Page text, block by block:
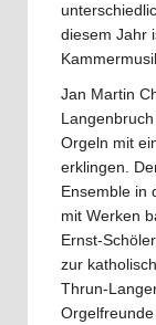
diesem Jahr
Jan Martin
Orgeln mit
erklingen.
Ensemble in
mit Werken
Ernst-
zur
Thrun-